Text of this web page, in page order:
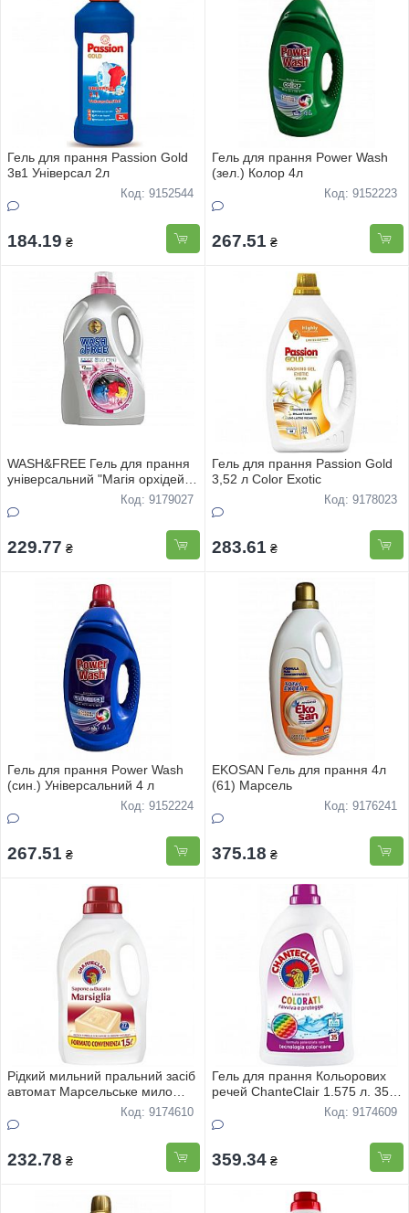
Гель для прання Passion Gold
3в1 Унiверсал 2л
Код: 9152544
184.19 ₴
Гель для прання Power Wash
(зел.) Колор 4л
Код: 9152223
267.51 ₴
WASH&FREE Гель для прання
універсальний "Магія орхідей"
Код: 9179027
229.77 ₴
Гель для прання Passion Gold
3,52 л Color Exotic
Код: 9178023
283.61 ₴
Гель для прання Power Wash
(син.) Універсальний 4 л
Код: 9152224
267.51 ₴
EKOSAN Гель для прання 4л
(61) Марсель
Код: 9176241
375.18 ₴
Рідкий мильний пральний засіб
автомат Марсельське мило
ChanteClair 1.5 л. 27 прань
Код: 9174610
232.78 ₴
Гель для прання Кольорових
речей ChanteClair 1.575 л. 35
Код: 9174609
359.34 ₴